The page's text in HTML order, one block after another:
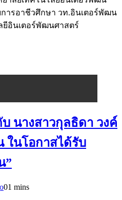
ารอาชีวศึกษา วท.อินเตอร์พัฒน
ยีอินเตอร์พัฒนศาสตร์
นางสาวกุลธิดา วงค์
ในโอกาสได้รับ
”
01 mins